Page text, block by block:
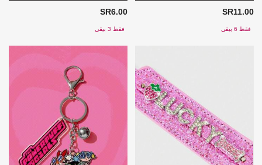
SR11.00
فقط 6 بيقي
SR6.00
فقط 3 بيقي